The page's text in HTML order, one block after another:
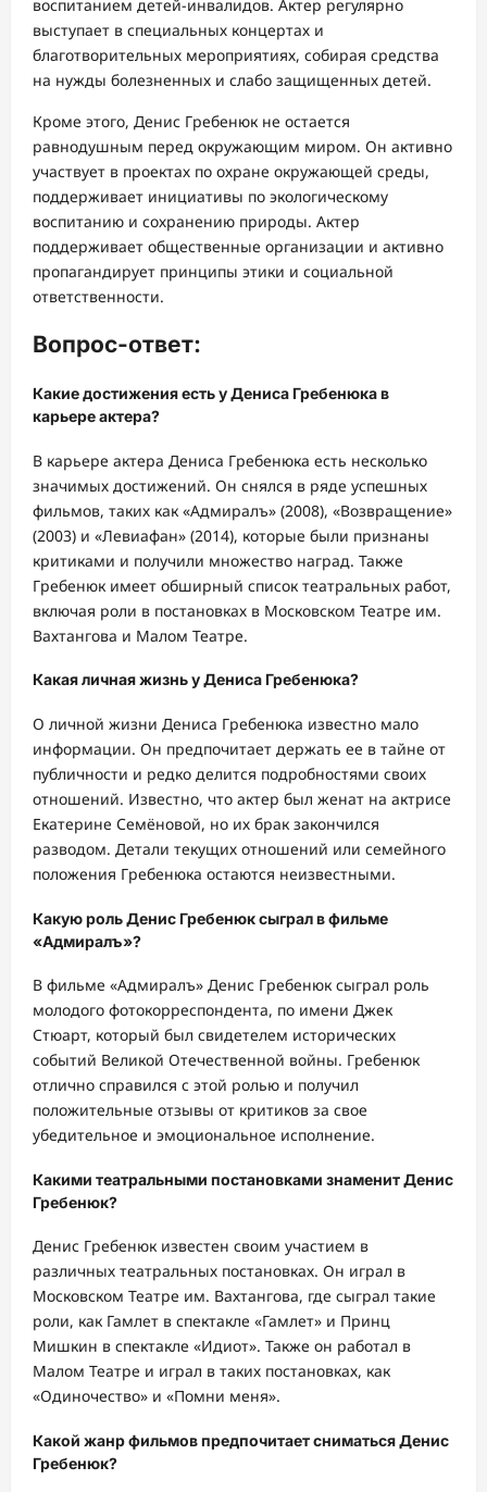
воспитанием детей-инвалидов. Актер регулярно
выступает в специальных концертах и
благотворительных мероприятиях, собирая средства
на нужды болезненных и слабо защищенных детей.
Кроме этого, Денис Гребенюк не остается
равнодушным перед окружающим миром. Он активно
участвует в проектах по охране окружающей среды,
поддерживает инициативы по экологическому
воспитанию и сохранению природы. Актер
поддерживает общественные организации и активно
пропагандирует принципы этики и социальной
ответственности.
Вопрос-ответ:
Какие достижения есть у Дениса Гребенюка в
карьере актера?
В карьере актера Дениса Гребенюка есть несколько
значимых достижений. Он снялся в ряде успешных
фильмов, таких как «Адмиралъ» (2008), «Возвращение»
(2003) и «Левиафан» (2014), которые были признаны
критиками и получили множество наград. Также
Гребенюк имеет обширный список театральных работ,
включая роли в постановках в Московском Театре им.
Вахтангова и Малом Театре.
Какая личная жизнь у Дениса Гребенюка?
О личной жизни Дениса Гребенюка известно мало
информации. Он предпочитает держать ее в тайне от
публичности и редко делится подробностями своих
отношений. Известно, что актер был женат на актрисе
Екатерине Семёновой, но их брак закончился
разводом. Детали текущих отношений или семейного
положения Гребенюка остаются неизвестными.
Какую роль Денис Гребенюк сыграл в фильме
«Адмиралъ»?
В фильме «Адмиралъ» Денис Гребенюк сыграл роль
молодого фотокорреспондента, по имени Джек
Стюарт, который был свидетелем исторических
событий Великой Отечественной войны. Гребенюк
отлично справился с этой ролью и получил
положительные отзывы от критиков за свое
убедительное и эмоциональное исполнение.
Какими театральными постановками знаменит Денис
Гребенюк?
Денис Гребенюк известен своим участием в
различных театральных постановках. Он играл в
Московском Театре им. Вахтангова, где сыграл такие
роли, как Гамлет в спектакле «Гамлет» и Принц
Мишкин в спектакле «Идиот». Также он работал в
Малом Театре и играл в таких постановках, как
«Одиночество» и «Помни меня».
Какой жанр фильмов предпочитает сниматься Денис
Гребенюк?